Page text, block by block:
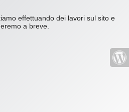
effettuando dei lavori sul sito e
a breve.